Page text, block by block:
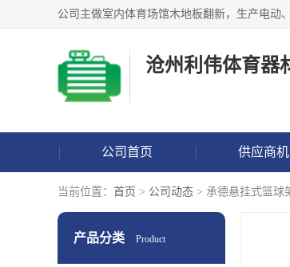
沧州利伟体育器
公司首页 供应商机
当前位置： 首页 > 公司动态 > 承德悬挂式篮球
产品分类 Product